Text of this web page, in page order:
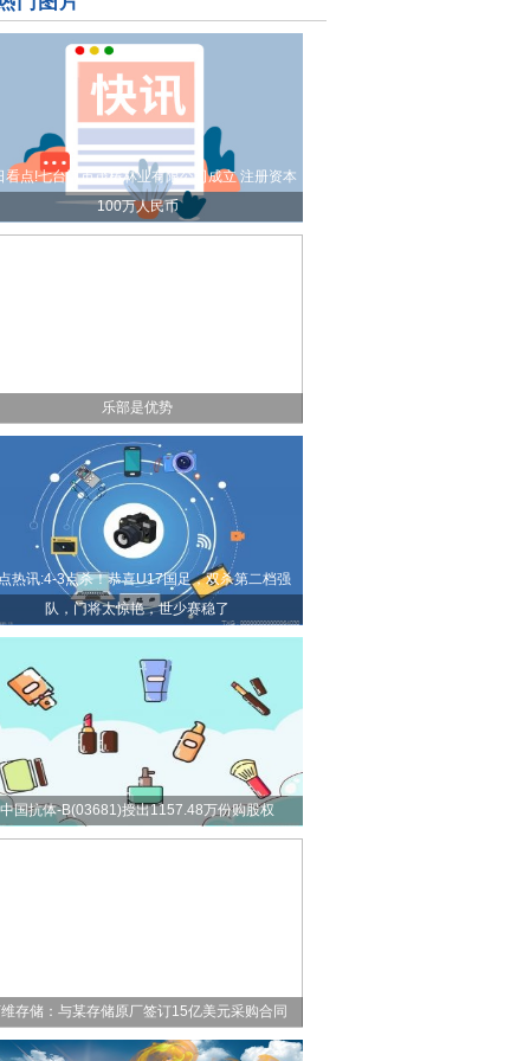
看点!七台河市茂椿林业有限公司成立 注册资本
100万人民币
乐部是优势
热讯:4-3点杀！恭喜U17国足，双杀第二档强
队，门将太惊艳，世少赛稳了
中国抗体-B(03681)授出1157.48万份购股权
存储：与某存储原厂签订15亿美元采购合同